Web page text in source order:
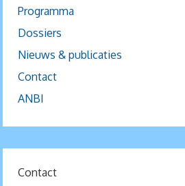
Programma
Dossiers
Nieuws & publicaties
Contact
ANBI
Contact